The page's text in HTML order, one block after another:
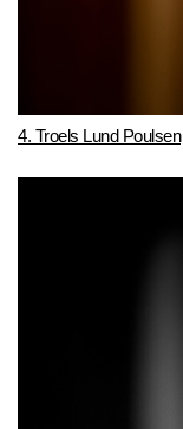
4. Troels Lund Poulsen